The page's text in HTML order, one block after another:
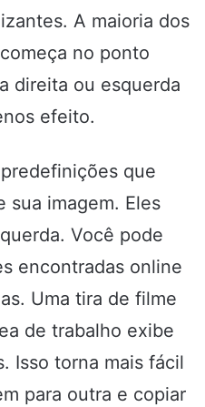
A maioria dos
no ponto
direita ou esquerda
efeito.
que
sua imagem. Eles
Você pode
encontradas online
Uma tira de filme
de trabalho exibe
Isso torna mais fácil
para outra e copiar